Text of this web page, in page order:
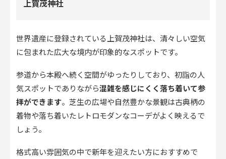
上賀茂神社
世界遺産に登録されている上賀茂神社は、清々しい空気
に包まれた広大な境内が印象的なスポットです。
参道から本殿へ続く空間がゆったりしており、初詣の人
気スポットでありながら混雑を感じにくく落ち着いて参
拝ができます。芝生の広場や自然豊かな景観は古典柄の
着物や落ち着いたレトロモダンなコーデがよく映えるで
しょう。
格式高い雰囲気の中で新年を迎えたい方におすすめで